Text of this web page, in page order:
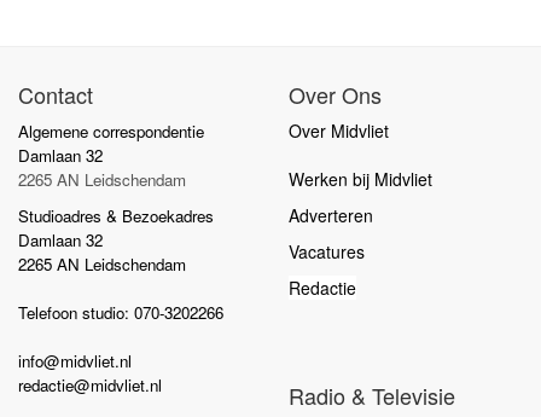
Contact
Algemene correspondentie
Damlaan 32
2265 AN Leidschendam
Studioadres & Bezoekadres
Damlaan 32
2265 AN Leidschendam
Telefoon studio: 070-3202266
info@midvliet.nl
redactie@midvliet.nl
Over Ons
Over Midvliet
Werken bij Midvliet
Adverteren
Vacatures
Redactie
Radio & Televisie